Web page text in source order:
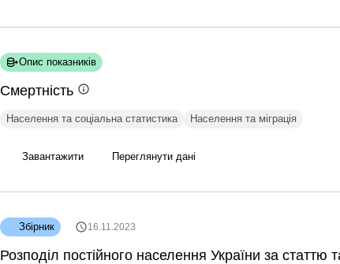
Опис показників
Смертність
Населення та соціальна статистика Населення та міграція
Завантажити Переглянути дані
Збірник 16.11.2023
Розподіл постійного населення України за статтю